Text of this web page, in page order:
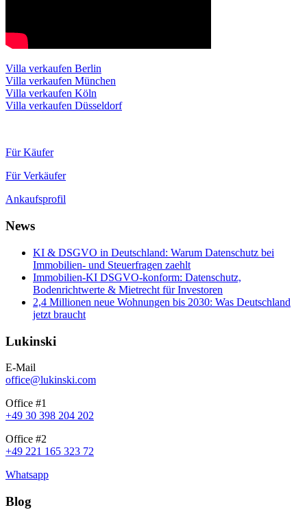
Villa verkaufen Berlin
Villa verkaufen München
Villa verkaufen Köln
Villa verkaufen Düsseldorf
Für Käufer
Für Verkäufer
Ankaufsprofil
News
KI & DSGVO in Deutschland: Warum Datenschutz bei
Immobilien- und Steuerfragen zaehlt
Immobilien-KI DSGVO-konform: Datenschutz,
Bodenrichtwerte & Mietrecht für Investoren
2,4 Millionen neue Wohnungen bis 2030: Was Deutschland
jetzt braucht
Lukinski
E-Mail
office@lukinski.com
Office #1
+49 30 398 204 202
Office #2
+49 221 165 323 72
Whatsapp
Blog